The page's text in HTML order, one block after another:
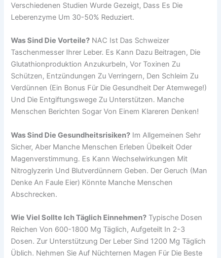
Verschiedenen Studien Wurde Gezeigt, Dass Es Die
Leberenzyme Um 30-50% Reduziert.
Was Sind Die Vorteile? NAC Ist Das Schweizer
Taschenmesser Ihrer Leber. Es Kann Dazu Beitragen, Die
Glutathionproduktion Anzukurbeln, Vor Toxinen Zu
Schützen, Entzündungen Zu Verringern, Den Schleim Zu
Verdünnen (ein Bonus Für Die Gesundheit Der Atemwege!)
Und Die Entgiftungswege Zu Unterstützen. Manche
Menschen Berichten Sogar Von Einem Klareren Denken!
Was Sind Die Gesundheitsrisiken? Im Allgemeinen Sehr
Sicher, Aber Manche Menschen Erleben Übelkeit Oder
Magenverstimmung. Es Kann Wechselwirkungen Mit
Nitroglyzerin Und Blutverdünnern Geben. Der Geruch (man
Denke An Faule Eier) Könnte Manche Menschen
Abschrecken.
Wie Viel Sollte Ich Täglich Einnehmen? Typische Dosen
Reichen Von 600-1800 Mg Täglich, Aufgeteilt In 2-3
Dosen. Zur Unterstützung Der Leber Sind 1200 Mg Täglich
Üblich. Nehmen Sie Auf Nüchternen Magen Für Die Beste